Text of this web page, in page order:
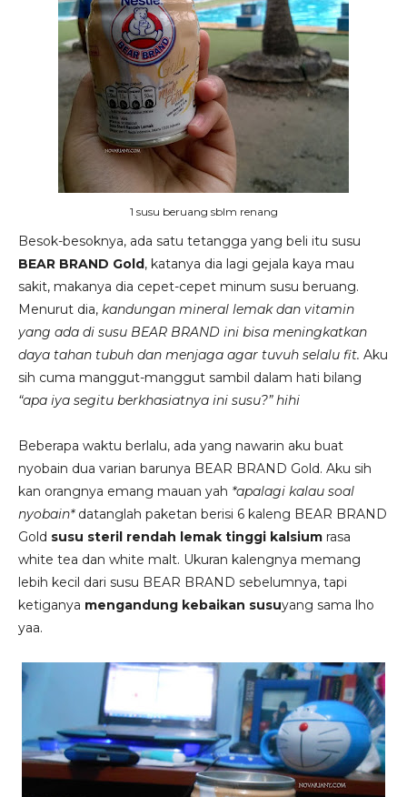
1 susu beruang sblm renang
Besok-besoknya, ada satu tetangga yang beli itu susu
BEAR BRAND Gold, katanya dia lagi gejala kaya mau
sakit, makanya dia cepet-cepet minum susu beruang.
Menurut dia, kandungan mineral lemak dan vitamin
yang ada di susu BEAR BRAND ini bisa meningkatkan
daya tahan tubuh dan menjaga agar tuvuh selalu fit. Aku
sih cuma manggut-manggut sambil dalam hati bilang
“apa iya segitu berkhasiatnya ini susu?” hihi
Beberapa waktu berlalu, ada yang nawarin aku buat
nyobain dua varian barunya BEAR BRAND Gold. Aku sih
kan orangnya emang mauan yah *apalagi kalau soal
nyobain*datanglah paketan berisi 6 kaleng BEAR BRAND
Gold susu steril rendah lemak tinggi kalsium rasa
white tea dan white malt. Ukuran kalengnya memang
lebih kecil dari susu BEAR BRAND sebelumnya, tapi
ketiganya mengandung kebaikan susuyang sama lho
yaa.